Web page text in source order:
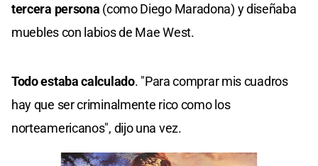
tercera persona (como Diego Maradona) y diseñaba
muebles con labios de Mae West.
Todo estaba calculado. "Para comprar mis cuadros
hay que ser criminalmente rico como los
norteamericanos", dijo una vez.